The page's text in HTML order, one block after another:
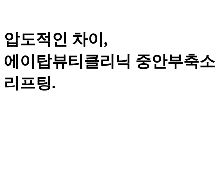
압도적인 차이,
에이탑뷰티클리닉 중안부축소
리프팅.